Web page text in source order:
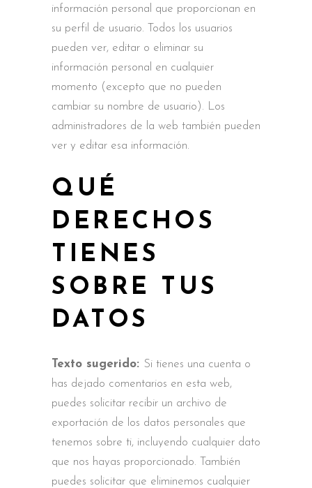
información personal que proporcionan en
su perfil de usuario. Todos los usuarios
pueden ver, editar o eliminar su
información personal en cualquier
momento (excepto que no pueden
cambiar su nombre de usuario). Los
administradores de la web también pueden
ver y editar esa información.
QUÉ
DERECHOS
TIENES
SOBRE TUS
DATOS
Texto sugerido: Si tienes una cuenta o
has dejado comentarios en esta web,
puedes solicitar recibir un archivo de
exportación de los datos personales que
tenemos sobre ti, incluyendo cualquier dato
que nos hayas proporcionado. También
puedes solicitar que eliminemos cualquier